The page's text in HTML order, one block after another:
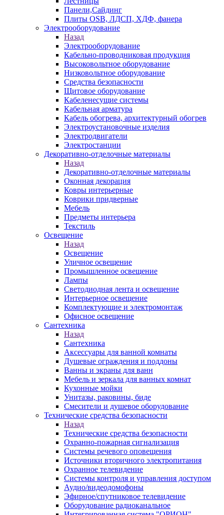
Панели,Сайдинг
Плиты OSB, ЛДСП, ХДФ, фанера
Электрооборудование
Назад
Электрооборудование
Кабельно-проводниковая продукция
Высоковольтное оборудование
Низковольтное оборудование
Средства безопасности
Щитовое оборудование
Кабеленесущие системы
Кабельная арматура
Кабель обогрева, архитектурный обогрев
Электроустановочные изделия
Электродвигатели
Электростанции
Декоративно-отделочные материалы
Назад
Декоративно-отделочные материалы
Оконная декорация
Ковры интерьерные
Коврики придверные
Мебель
Предметы интерьера
Текстиль
Освещение
Назад
Освещение
Уличное освещение
Промышленное освещение
Лампы
Светодиодная лента и освещение
Интерьерное освещение
Комплектующие и электромонтаж
Офисное освещение
Сантехника
Назад
Сантехника
Аксессуары для ванной комнаты
Душевые ограждения и поддоны
Ванны и экраны для ванн
Мебель и зеркала для ванных комнат
Кухонные мойки
Унитазы, раковины, биде
Смесители и душевое оборудование
Технические средства безопасности
Назад
Технические средства безопасности
Охранно-пожарная сигнализация
Системы речевого оповещения
Источники вторичного электропитания
Охранное телевидение
Системы контроля и управления доступом
Аудио/видеодомофоны
Эфирное/спутниковое телевидение
Оборудование радиоканальное